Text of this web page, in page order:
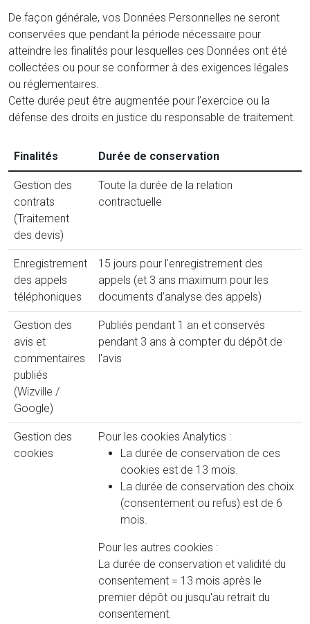
De façon générale, vos Données Personnelles ne seront
conservées que pendant la période nécessaire pour
atteindre les finalités pour lesquelles ces Données ont été
collectées ou pour se conformer à des exigences légales
ou réglementaires.
Cette durée peut être augmentée pour l’exercice ou la
défense des droits en justice du responsable de traitement.
Finalités Durée de conservation
Gestion des
contrats
(Traitement
des devis)
Toute la durée de la relation
contractuelle
Enregistrement
des appels
téléphoniques
15 jours pour l'enregistrement des
appels (et 3 ans maximum pour les
documents d’analyse des appels)
Gestion des
avis et
commentaires
publiés
(Wizville /
Google)
Publiés pendant 1 an et conservés
pendant 3 ans à compter du dépôt de
l'avis
Gestion des
cookies
Pour les cookies Analytics :
La durée de conservation de ces
cookies est de 13 mois.
La durée de conservation des choix
(consentement ou refus) est de 6
mois.
Pour les autres cookies :
La durée de conservation et validité du
consentement = 13 mois après le
premier dépôt ou jusqu'au retrait du
consentement.